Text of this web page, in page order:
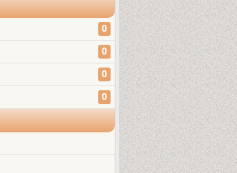
0
0
0
0